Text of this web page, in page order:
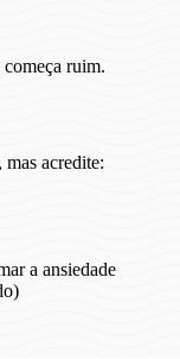
ruim.
acredite:
a ansiedade